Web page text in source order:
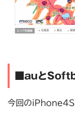
■auと
今回のiPhone4S